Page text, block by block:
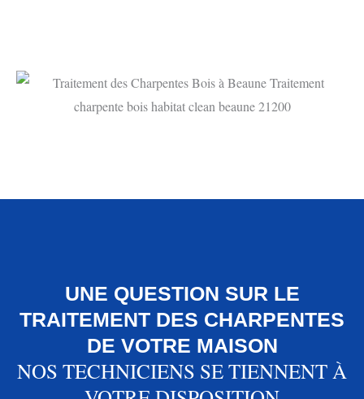
UNE QUESTION SUR LE
TRAITEMENT DES CHARPENTES
DE VOTRE MAISON
NOS TECHNICIENS SE TIENNENT À